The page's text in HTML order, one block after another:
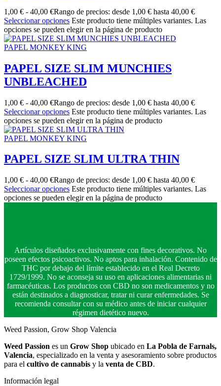
1,00 € - 40,00 €Rango de precios: desde 1,00 € hasta 40,00 €
Seleccionar opciones Este producto tiene múltiples variantes. Las
opciones se pueden elegir en la página de producto
PAPEL MONKEY KING
PAPEL SIZE SLIM MUNCHIES
UNBLEACHED
1,00 € - 40,00 €Rango de precios: desde 1,00 € hasta 40,00 €
Seleccionar opciones Este producto tiene múltiples variantes. Las
opciones se pueden elegir en la página de producto
PAPEL MONKEY KING
PAPEL SIZE SLIM ULTRA THIN
1,00 € - 40,00 €Rango de precios: desde 1,00 € hasta 40,00 €
Seleccionar opciones Este producto tiene múltiples variantes. Las
opciones se pueden elegir en la página de producto
Artículos diseñados exclusivamente con fines decorativos. No
poseen efectos psicoactivos. No aptos para inhalación. Contenido de
THC por debajo del límite establecido en el Real Decreto
1729/1999. No se aconseja su uso en aplicaciones alimentarias ni
farmacéuticas. Los productos con CBD no son medicamentos y no
están destinados a diagnosticar, tratar ni curar enfermedades. Se
recomienda consultar con su médico antes de iniciar cualquier
régimen dietético nuevo.
Weed Passion, Grow Shop Valencia
Weed Passion es un Grow Shop ubicado en La Pobla de Farnals,
Valencia, especializado en la venta y asesoramiento sobre productos
para el cultivo de cannabis y la venta de CBD.
Información legal